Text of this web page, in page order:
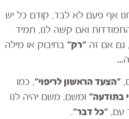
אף פעם לא לבד, קודם כל יש
ואם קשה לנו, תמיד
גם אם זה ״רק״ בחיבוק או מילה
״הצעד הראשון לריפוי״, כמו
בתודעה״ ומשם, משם יהיה לנו
עם, ״כל דבר״.